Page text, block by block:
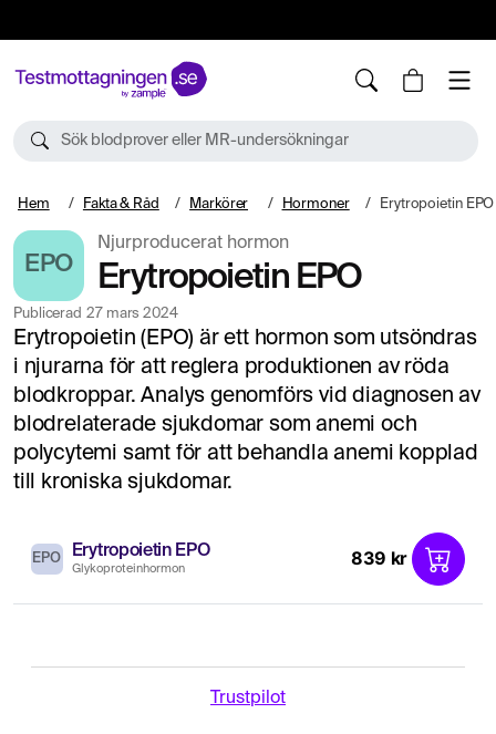
Sök blodprover eller MR-undersökningar
Hem Fakta & Råd Markörer Hormoner Erytropoietin EPO
EPO
Njurproducerat hormon
Erytropoietin EPO
Publicerad 27 mars 2024
Erytropoietin (EPO) är ett hormon som utsöndras
i njurarna för att reglera produktionen av röda
blodkroppar. Analys genomförs vid diagnosen av
blodrelaterade sjukdomar som anemi och
polycytemi samt för att behandla anemi kopplad
till kroniska sjukdomar.
EPO Erytropoietin EPO
Glykoproteinhormon 839 kr
Trustpilot